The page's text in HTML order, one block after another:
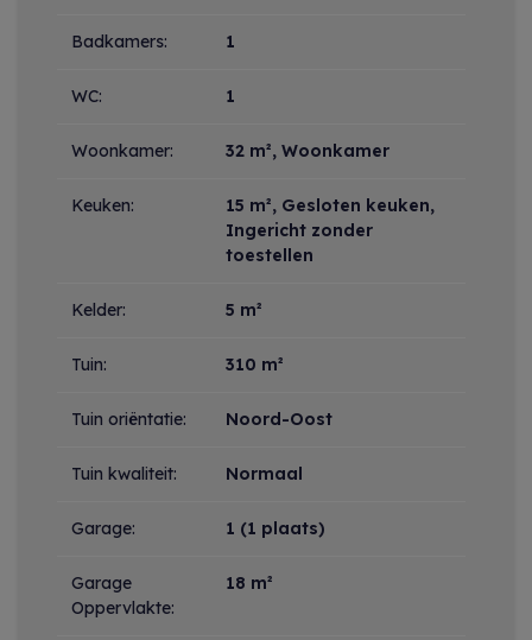
Badkamers: 1
WC: 1
Woonkamer: 32 m², Woonkamer
Keuken: 15 m², Gesloten keuken,
Ingericht zonder
toestellen
Kelder: 5 m²
Tuin: 310 m²
Tuin oriëntatie: Noord-Oost
Tuin kwaliteit: Normaal
Garage: 1 (1 plaats)
Garage
Oppervlakte:
18 m²